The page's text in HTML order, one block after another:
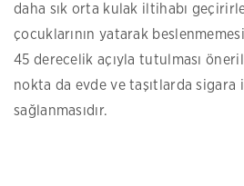
daha sık orta kulak iltihabı
çocuklarının yatarak
45 derecelik açıyla tutulması
nokta da evde ve taşıtlarda sigara
sağlanmasıdır.